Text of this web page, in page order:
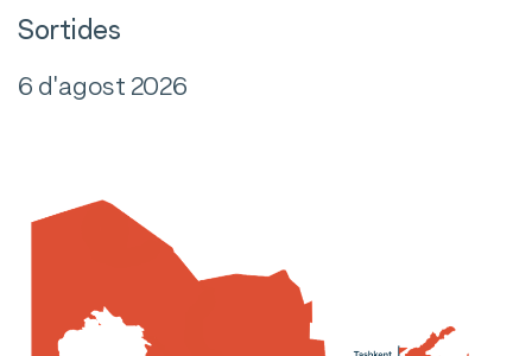
Sortides
6 d'agost 2026